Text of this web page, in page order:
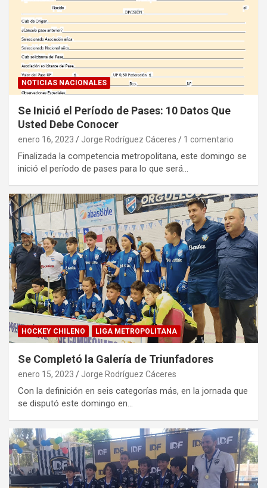
NOTICIAS NACIONALES
Se Inició el Período de Pases: 10 Datos Que
Usted Debe Conocer
enero 16, 2023 Jorge Rodríguez Cáceres 1 comentario
Finalizada la competencia metropolitana, este domingo se
inició el período de pases para lo que será…
HOCKEY CHILENO LIGA METROPOLITANA
Se Completó la Galería de Triunfadores
enero 15, 2023 Jorge Rodríguez Cáceres
Con la definición en seis categorías más, en la jornada que
se disputó este domingo en…